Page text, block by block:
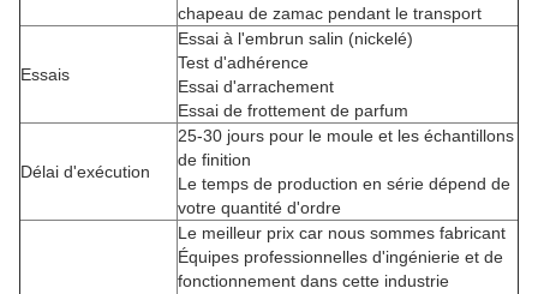
chapeau de zamac pendant le transport
Essais
Essai à l'embrun salin (nickelé)
Test d'adhérence
Essai d'arrachement
Essai de frottement de parfum
Délai d'exécution
25-30 jours pour le moule et les échantillons
de finition
Le temps de production en série dépend de
votre quantité d'ordre
Le meilleur prix car nous sommes fabricant
Équipes professionnelles d'ingénierie et de
fonctionnement dans cette industrie